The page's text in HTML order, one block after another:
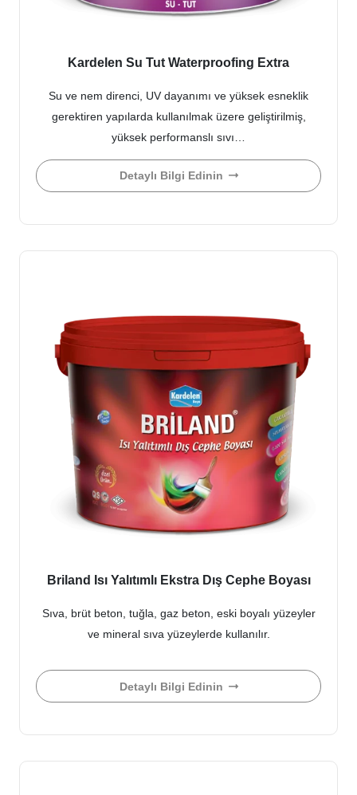
Kardelen Su Tut Waterproofing Extra
Su ve nem direnci, UV dayanımı ve yüksek esneklik
gerektiren yapılarda kullanılmak üzere geliştirilmiş,
yüksek performanslı sıvı…
Detaylı Bilgi Edinin
Briland Isı Yalıtımlı Ekstra Dış Cephe Boyası
Sıva, brüt beton, tuğla, gaz beton, eski boyalı yüzeyler
ve mineral sıva yüzeylerde kullanılır.
Detaylı Bilgi Edinin